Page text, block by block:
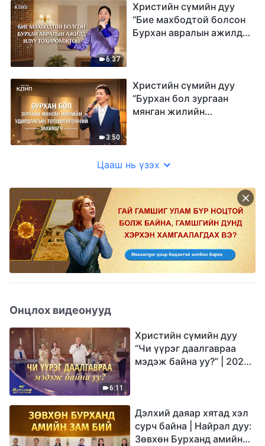
6:37
Христийн сүмийн дуу
“Бие махбодтой болсон
Бурхан авралын ажилд
3:50
Христийн сүмийн дуу
“Бурхан бол зургаан
мянган жилийн
Цааш нь үзэх
Онцлох видеонууд
6:11
Христийн сүмийн дуу
“Чи үүрэг даалгавраа
мэдэж байна уу?” | 2026
Дэлхий даяар хятад хэл
сурч байна | Найрал дуу:
Зөвхөн Бурханд амийн